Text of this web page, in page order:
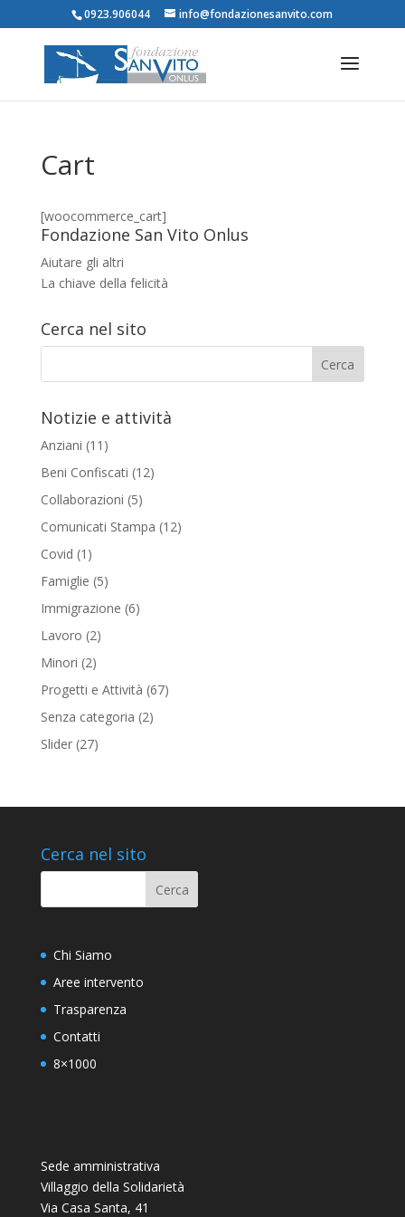
0923.906044 info@fondazionesanvito.com
Cart
[woocommerce_cart]
Fondazione San Vito Onlus
Aiutare gli altri
La chiave della felicità
Cerca nel sito
Notizie e attività
Anziani (11)
Beni Confiscati (12)
Collaborazioni (5)
Comunicati Stampa (12)
Covid (1)
Famiglie (5)
Immigrazione (6)
Lavoro (2)
Minori (2)
Progetti e Attività (67)
Senza categoria (2)
Slider(27)
Cerca nel sito
Chi Siamo
Aree intervento
Trasparenza
Contatti
8×1000
Sede amministrativa
Villaggio della Solidarietà
Via Casa Santa, 41